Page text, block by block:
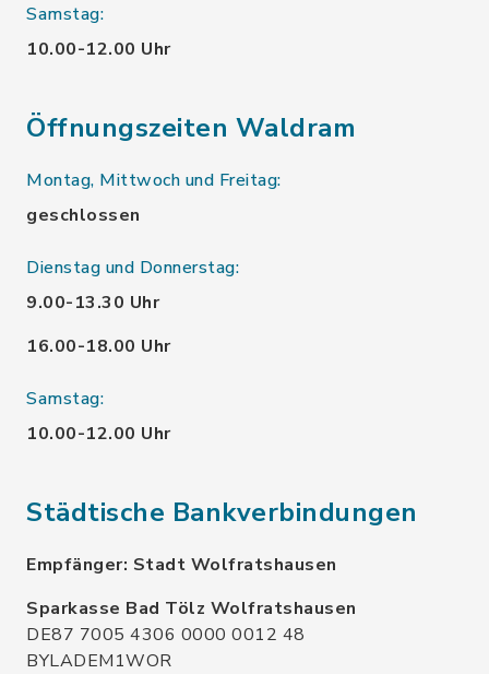
Samstag:
10.00-12.00 Uhr
Öffnungszeiten Waldram
Montag, Mittwoch und Freitag:
geschlossen
Dienstag und Donnerstag:
9.00-13.30 Uhr
16.00-18.00 Uhr
Samstag:
10.00-12.00 Uhr
Städtische Bankverbindungen
Empfänger: Stadt Wolfratshausen
Sparkasse Bad Tölz Wolfratshausen
DE87 7005 4306 0000 0012 48
BYLADEM1WOR